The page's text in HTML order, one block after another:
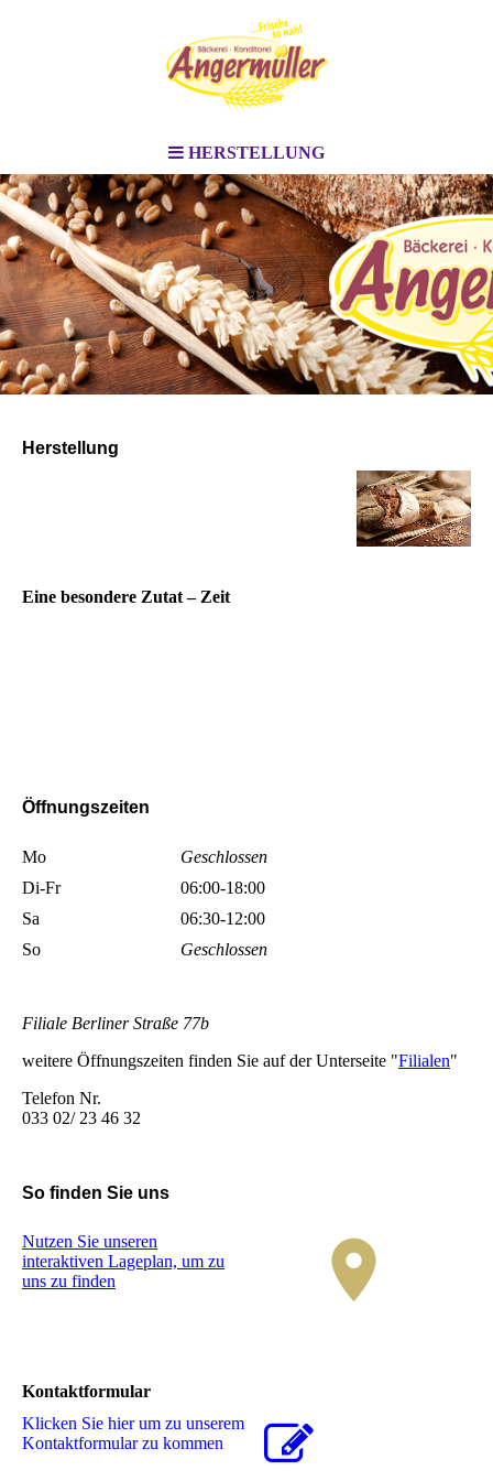
HERSTELLUNG
Herstellung
Eine besondere Zutat – Zeit
Öffnungszeiten
Mo
Geschlossen
Di-Fr
06:00-18:00
Sa
06:30-12:00
So
Geschlossen
Filiale Berliner Straße 77b
weitere Öffnungszeiten finden Sie auf der Unterseite "Filialen"
Telefon Nr.
033 02/ 23 46 32
So finden Sie uns
Nutzen Sie unseren
interaktiven La­ge­plan, um zu
uns zu finden
Kontaktformular
Klicken Sie hier um zu unserem
Kon­takt­for­mu­lar zu kommen